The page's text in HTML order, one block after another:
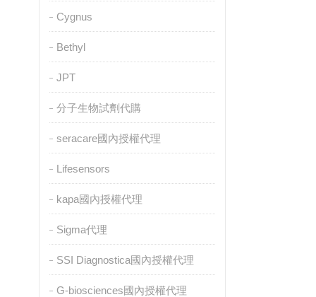
Cygnus
Bethyl
JPT
分子生物試劑代購
seracare國內授權代理
Lifesensors
kapa國內授權代理
Sigma代理
SSI Diagnostica國內授權代理
G-biosciences國內授權代理